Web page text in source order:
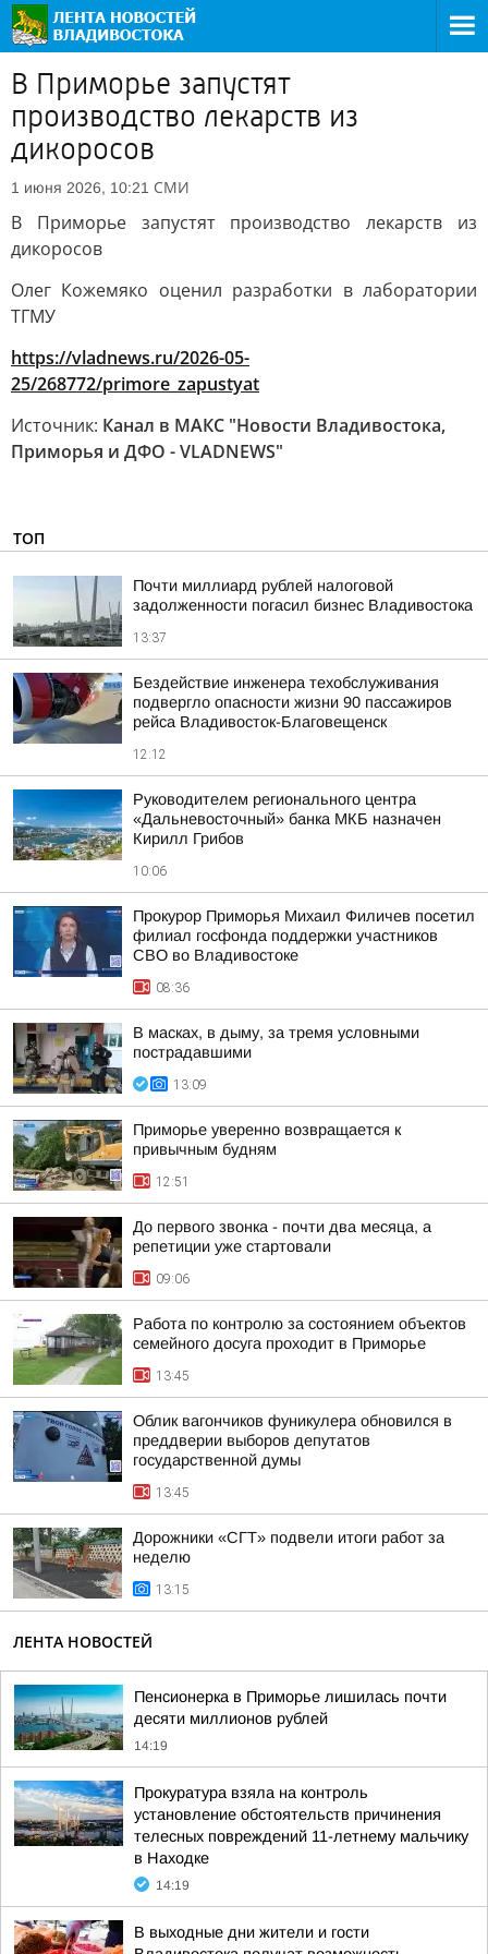
В Приморье запустят
производство лекарств из
дикоросов
1 июня 2026, 10:21 СМИ
В Приморье запустят производство лекарств из
дикоросов
Олег Кожемяко оценил разработки в лаборатории
ТГМУ
https://vladnews.ru/2026-05-
25/268772/primore_zapustyat
Источник: Канал в МАКС "Новости Владивостока,
Приморья и ДФО - VLADNEWS"
ТОП
Почти миллиард рублей налоговой
задолженности погасил бизнес Владивостока
13:37
Бездействие инженера техобслуживания
подвергло опасности жизни 90 пассажиров
рейса Владивосток-Благовещенск
12:12
Руководителем регионального центра
«Дальневосточный» банка МКБ назначен
Кирилл Грибов
10:06
Прокурор Приморья Михаил Филичев посетил
филиал госфонда поддержки участников
СВО во Владивостоке
08:36
В масках, в дыму, за тремя условными
пострадавшими
13:09
Приморье уверенно возвращается к
привычным будням
12:51
До первого звонка - почти два месяца, а
репетиции уже стартовали
09:06
Работа по контролю за состоянием объектов
семейного досуга проходит в Приморье
13:45
Облик вагончиков фуникулера обновился в
преддверии выборов депутатов
государственной думы
13:45
Дорожники «СГТ» подвели итоги работ за
неделю
13:15
ЛЕНТА НОВОСТЕЙ
Пенсионерка в Приморье лишилась почти
десяти миллионов рублей
14:19
Прокуратура взяла на контроль
установление обстоятельств причинения
телесных повреждений 11-летнему мальчику
в Находке
14:19
В выходные дни жители и гости